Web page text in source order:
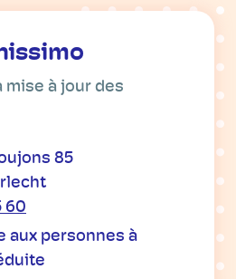
mise à jour des
85
60
aux personnes à